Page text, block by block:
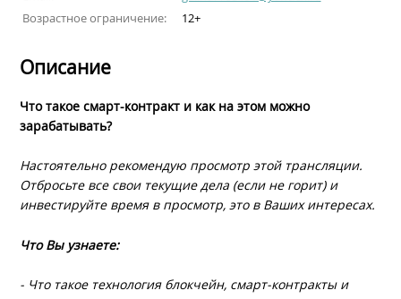
Возрастное ограничение:
12+
Описание
Что такое смарт-контракт и как на этом можно
зарабатывать?
Настоятельно рекомендую просмотр этой трансляции.
Отбросьте все свои текущие дела (если не горит) и
инвестируйте время в просмотр, это в Ваших интересах.
Что Вы узнаете:
- Что такое технология блокчейн, смарт-контракты и